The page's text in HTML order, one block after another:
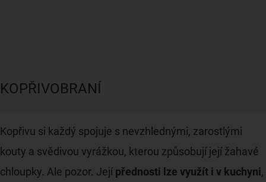
KOPŘIVOBRANÍ
Kopřivu si každý spojuje s nevzhlednými, zarostlými
kouty a svědivou vyrážkou, kterou způsobují její žahavé
chloupky. Ale pozor. Jejípřednosti lze využít i v kuchyni,